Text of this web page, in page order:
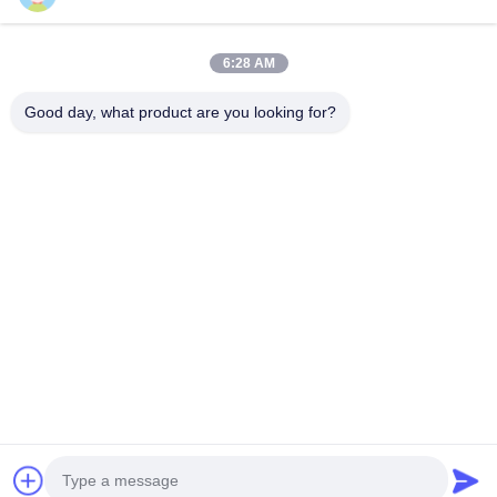
এসবিআর নিওপ্রেইন ফ্যাব্রিক
6:28 AM
Good day, what product are you looking for?